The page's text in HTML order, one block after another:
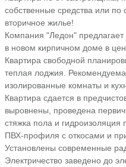
собственные средства или
вторичное жилье!
Компания "Ледон"
в новом кирпичном доме в
Квартира свободной
теплая лоджия.
изолированные комнаты и
Квартира сдается в
выровнены, проведена
стяжка пола и гидроизоляция
ПВХ-профиля с откосами и
Установлены современные
Электричество заведено до